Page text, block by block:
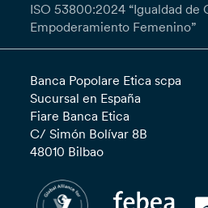
ISO 53800:2024 “Igualdad de
Empoderamiento Femenino”
Banca Popolare Etica scpa
Sucursal en España
Fiare Banca Etica
C/ Simón Bolívar 8B
48010 Bilbao